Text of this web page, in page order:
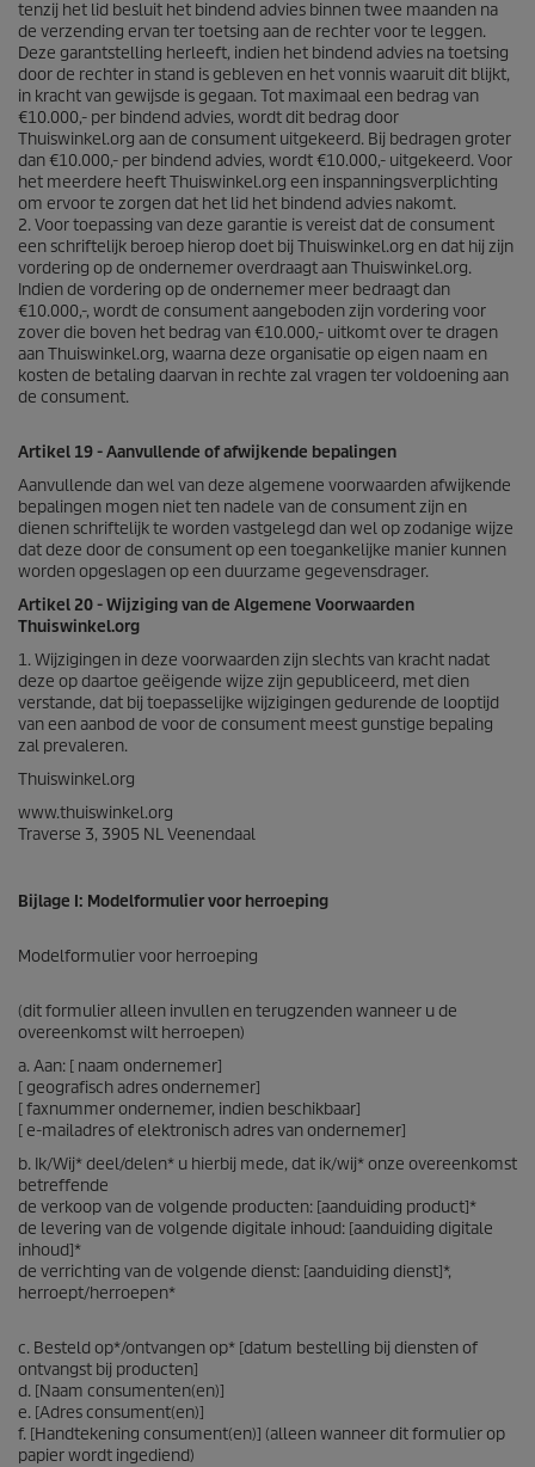
tenzij het lid besluit het bindend advies binnen twee maanden na
de verzending ervan ter toetsing aan de rechter voor te leggen.
Deze garantstelling herleeft, indien het bindend advies na toetsing
door de rechter in stand is gebleven en het vonnis waaruit dit blijkt,
in kracht van gewijsde is gegaan. Tot maximaal een bedrag van
€10.000,- per bindend advies, wordt dit bedrag door
Thuiswinkel.org aan de consument uitgekeerd. Bij bedragen groter
dan €10.000,- per bindend advies, wordt €10.000,- uitgekeerd. Voor
het meerdere heeft Thuiswinkel.org een inspanningsverplichting
om ervoor te zorgen dat het lid het bindend advies nakomt.
2. Voor toepassing van deze garantie is vereist dat de consument
een schriftelijk beroep hierop doet bij Thuiswinkel.org en dat hij zijn
vordering op de ondernemer overdraagt aan Thuiswinkel.org.
Indien de vordering op de ondernemer meer bedraagt dan
€10.000,-, wordt de consument aangeboden zijn vordering voor
zover die boven het bedrag van €10.000,- uitkomt over te dragen
aan Thuiswinkel.org, waarna deze organisatie op eigen naam en
kosten de betaling daarvan in rechte zal vragen ter voldoening aan
de consument.
Artikel 19 - Aanvullende of afwijkende bepalingen
Aanvullende dan wel van deze algemene voorwaarden afwijkende
bepalingen mogen niet ten nadele van de consument zijn en
dienen schriftelijk te worden vastgelegd dan wel op zodanige wijze
dat deze door de consument op een toegankelijke manier kunnen
worden opgeslagen op een duurzame gegevensdrager.
Artikel 20 - Wijziging van de Algemene Voorwaarden
Thuiswinkel.org
1. Wijzigingen in deze voorwaarden zijn slechts van kracht nadat
deze op daartoe geëigende wijze zijn gepubliceerd, met dien
verstande, dat bij toepasselijke wijzigingen gedurende de looptijd
van een aanbod de voor de consument meest gunstige bepaling
zal prevaleren.
Thuiswinkel.org
www.thuiswinkel.org
Traverse 3, 3905 NL Veenendaal
Bijlage I: Modelformulier voor herroeping
Modelformulier voor herroeping
(dit formulier alleen invullen en terugzenden wanneer u de
overeenkomst wilt herroepen)
a. Aan: [ naam ondernemer]
[ geografisch adres ondernemer]
[ faxnummer ondernemer, indien beschikbaar]
[ e-mailadres of elektronisch adres van ondernemer]
b. Ik/Wij* deel/delen* u hierbij mede, dat ik/wij* onze overeenkomst
betreffende
de verkoop van de volgende producten: [aanduiding product]*
de levering van de volgende digitale inhoud: [aanduiding digitale
inhoud]*
de verrichting van de volgende dienst: [aanduiding dienst]*,
herroept/herroepen*
c. Besteld op*/ontvangen op* [datum bestelling bij diensten of
ontvangst bij producten]
d. [Naam consumenten(en)]
e. [Adres consument(en)]
f. [Handtekening consument(en)] (alleen wanneer dit formulier op
papier wordt ingediend)